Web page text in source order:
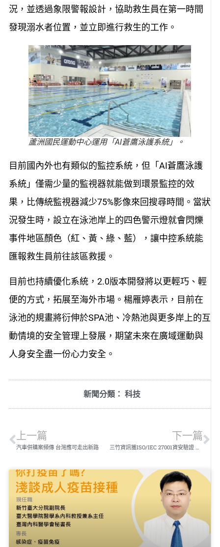
況，並透過象限警報設計，協助救生員在第一時間
發現溺水者位置，並立即進行救生的工作。
蘆洲國民運動中心運用「AI蒼鷹泳護系統」。
目前國內外也有類似的監控系統，但「AI蒼鷹泳護
系統」僅需少量的監視器就能做到環景監控的效
果，比傳統監視器減少75%影像來回搜尋時間。當狀
況發生時，設立在泳池岸上的四色警示燈就會閃爍
事件地區顏色（紅、黃、綠、藍），讓中控系統能
匯報救生員前往該區救援。
目前也持續優化系統，2.0版本開發將以更輕巧、輕
便的方式，拓展至海外市場。楊雁婷表示，目前在
泳池的規畫將衍伸於SPA池、冷熱池與更多岸上的互
動情境的安全管理上發展，期望未來在廣域運動與
人身安全盡一份心力安全。
新聞分類： 科技
上一篇
汽車併購案頻傳 台灣應可走出新路
下一篇
三竹資訊獲ISO/IEC 27001資安驗證 保障客戶資訊安全